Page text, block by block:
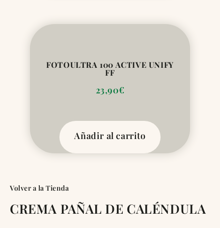
FOTOULTRA 100 ACTIVE UNIFY
FF
23,90€
Añadir al carrito
Volver a la Tienda
CREMA PAÑAL DE CALÉNDULA